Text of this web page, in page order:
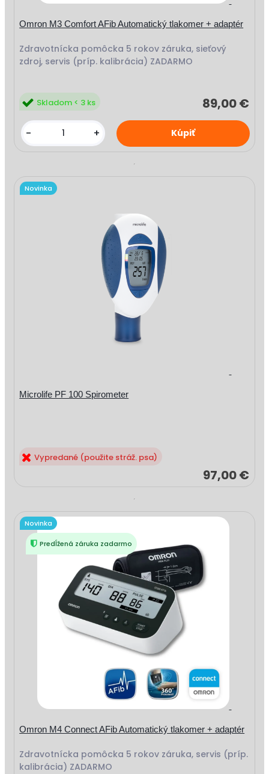
Omron M3 Comfort AFib Automatický tlakomer + adaptér
Zdravotnícka pomôcka 5 rokov záruka, sieťový
zdroj, servis (príp. kalibrácia) ZADARMO
89,00 €
Skladom < 3 ks
- +
Microlife PF 100 Spirometer
97,00 €
Vypredané (použite stráž. psa)
Novinka
Omron M4 Connect AFib Automatický tlakomer + adaptér
Zdravotnícka pomôcka 5 rokov záruka, servis (príp.
kalibrácia) ZADARMO
Novinka
Predĺžená záruka zadarmo